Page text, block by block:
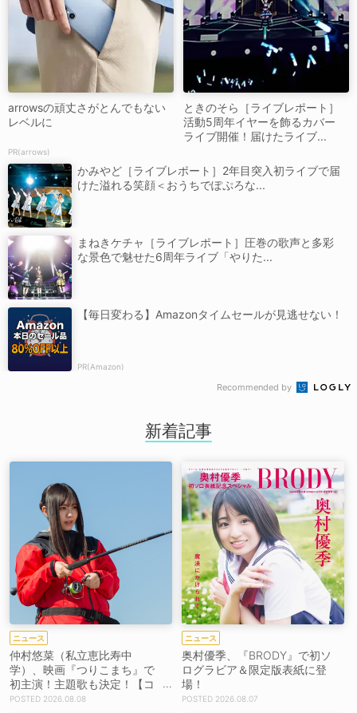
arrowsの頑丈さがとんでもない
レベルに
PR(arrows)
ときのそら［ライブレポート］
活動5周年イヤーを飾るカバー
ライブ開催！届けたライブ...
かみやど［ライブレポート］2年目突入初ライブで届
けた溢れる笑顔＜おうちでぽぷろな...
まねきケチャ［ライブレポート］圧巻の歌声と多彩
な景色で魅せた6周年ライブ「やりた...
【毎日変わる】Amazonタイムセールが見逃せない！
PR(Amazon)
Recommended by
新着記事
ニュース
仲村悠菜（私立恵比寿中
学）、映画『つりこまち』で
初主演！主題歌も決定！【コ
メントあり】
2026.08.08
ニュース
奥村優季、『BRODY』で初ソ
ログラビア＆限定版表紙に登
場！
2026.08.07